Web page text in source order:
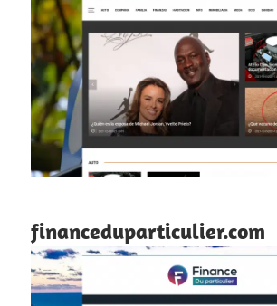
financeduparticulier.com